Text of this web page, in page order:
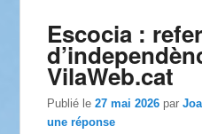
Escocia :
VilaWeb.cat
Publié le27 mai 2026 par
une réponse